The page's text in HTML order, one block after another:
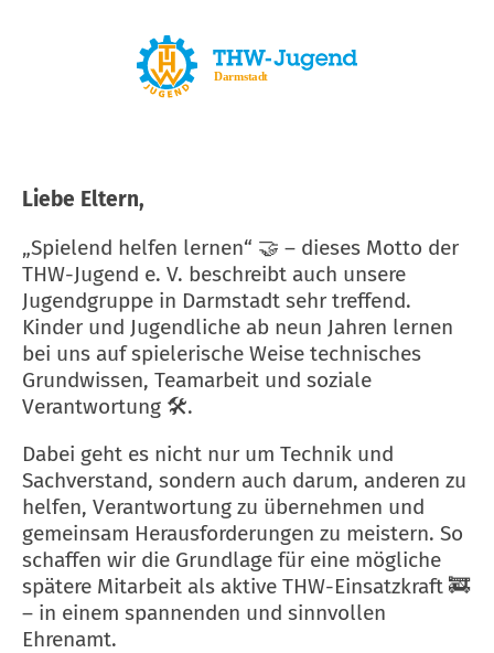
Liebe Eltern,
„Spielend helfen lernen“ 🤝 – dieses Motto der
THW-Jugend e. V. beschreibt auch unsere
Jugendgruppe in Darmstadt sehr treffend.
Kinder und Jugendliche ab neun Jahren lernen
bei uns auf spielerische Weise technisches
Grundwissen, Teamarbeit und soziale
Verantwortung 🛠️.
Dabei geht es nicht nur um Technik und
Sachverstand, sondern auch darum, anderen zu
helfen, Verantwortung zu übernehmen und
gemeinsam Herausforderungen zu meistern. So
schaffen wir die Grundlage für eine mögliche
spätere Mitarbeit als aktive THW-Einsatzkraft 🚒
– in einem spannenden und sinnvollen
Ehrenamt.